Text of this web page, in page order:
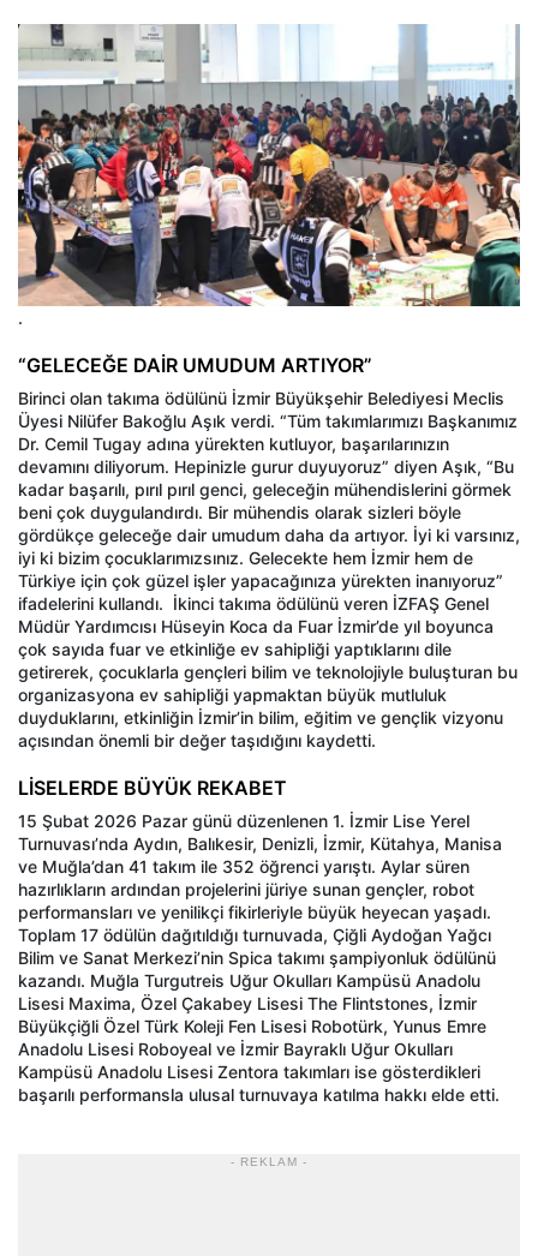
.
“GELECEĞE DAİR UMUDUM ARTIYOR”
Birinci olan takıma ödülünü İzmir Büyükşehir Belediyesi Meclis
Üyesi Nilüfer Bakoğlu Aşık verdi. “Tüm takımlarımızı Başkanımız
Dr. Cemil Tugay adına yürekten kutluyor, başarılarınızın
devamını diliyorum. Hepinizle gurur duyuyoruz” diyen Aşık, “Bu
kadar başarılı, pırıl pırıl genci, geleceğin mühendislerini görmek
beni çok duygulandırdı. Bir mühendis olarak sizleri böyle
gördükçe geleceğe dair umudum daha da artıyor. İyi ki varsınız,
iyi ki bizim çocuklarımızsınız. Gelecekte hem İzmir hem de
Türkiye için çok güzel işler yapacağınıza yürekten inanıyoruz”
ifadelerini kullandı. İkinci takıma ödülünü veren İZFAŞ Genel
Müdür Yardımcısı Hüseyin Koca da Fuar İzmir’de yıl boyunca
çok sayıda fuar ve etkinliğe ev sahipliği yaptıklarını dile
getirerek, çocuklarla gençleri bilim ve teknolojiyle buluşturan bu
organizasyona ev sahipliği yapmaktan büyük mutluluk
duyduklarını, etkinliğin İzmir’in bilim, eğitim ve gençlik vizyonu
açısından önemli bir değer taşıdığını kaydetti.
LİSELERDE BÜYÜK REKABET
15 Şubat 2026 Pazar günü düzenlenen 1. İzmir Lise Yerel
Turnuvası’nda Aydın, Balıkesir, Denizli, İzmir, Kütahya, Manisa
ve Muğla’dan 41 takım ile 352 öğrenci yarıştı. Aylar süren
hazırlıkların ardından projelerini jüriye sunan gençler, robot
performansları ve yenilikçi fikirleriyle büyük heyecan yaşadı.
Toplam 17 ödülün dağıtıldığı turnuvada, Çiğli Aydoğan Yağcı
Bilim ve Sanat Merkezi’nin Spica takımı şampiyonluk ödülünü
kazandı. Muğla Turgutreis Uğur Okulları Kampüsü Anadolu
Lisesi Maxima, Özel Çakabey Lisesi The Flintstones, İzmir
Büyükçiğli Özel Türk Koleji Fen Lisesi Robotürk, Yunus Emre
Anadolu Lisesi Roboyeal ve İzmir Bayraklı Uğur Okulları
Kampüsü Anadolu Lisesi Zentora takımları ise gösterdikleri
başarılı performansla ulusal turnuvaya katılma hakkı elde etti.
- REKLAM -